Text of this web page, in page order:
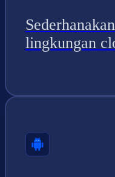
lingkungan